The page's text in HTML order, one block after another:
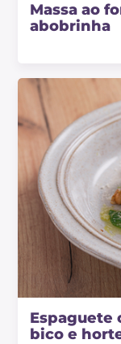
Massa ao
abobrinha
Espaguete
bico e